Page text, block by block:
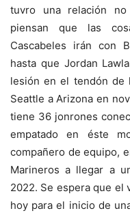
tuvro una relación
piensan que las
Cascabeles irán con
hasta que Jordan
lesión en el tendón de
Seattle a Arizona en
tiene 36 jonrones
empatado en éste
compañero de equipo,
Marineros a llegar a
2022. Se espera que el
hoy para el inicio de